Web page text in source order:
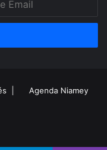
| Agenda Niamey